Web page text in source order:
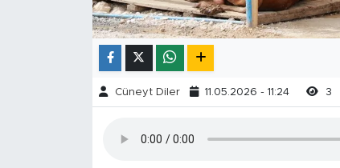
Cüneyt Diler 11.05.2026 - 11:24 3